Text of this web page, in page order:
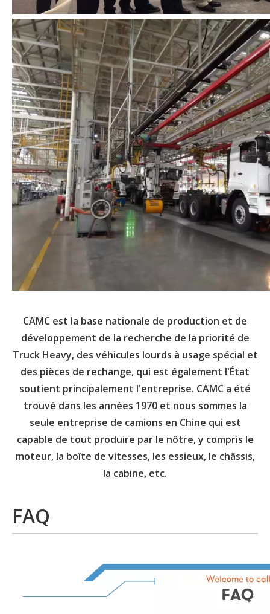
CAMC est la base nationale de production et de
développement de la recherche de la priorité de
Truck Heavy, des véhicules lourds à usage spécial et
des pièces de rechange, qui est également l'État
soutient principalement l'entreprise. CAMC a été
trouvé dans les années 1970 et nous sommes la
seule entreprise de camions en Chine qui est
capable de tout produire par le nôtre, y compris le
moteur, la boîte de vitesses, les essieux, le châssis,
la cabine, etc.
FAQ